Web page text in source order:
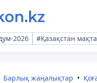
2026 #Қазақстан
Барлық жаңалықтар